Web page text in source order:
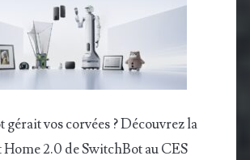
gérait vos corvées ? Découvrez la
2.0 de SwitchBot au CES